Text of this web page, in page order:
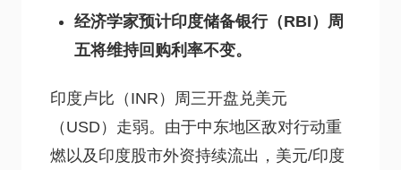
经济学家预计印度储备银行（RBI）周
五将维持回购利率不变。
印度卢比（INR）周三开盘兑美元
（USD）走弱。由于中东地区敌对行动重
燃以及印度股市外资持续流出，美元/印度